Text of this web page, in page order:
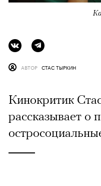
АВТОР СТАС ТЫРКИН
Кинокритик
рассказывает о